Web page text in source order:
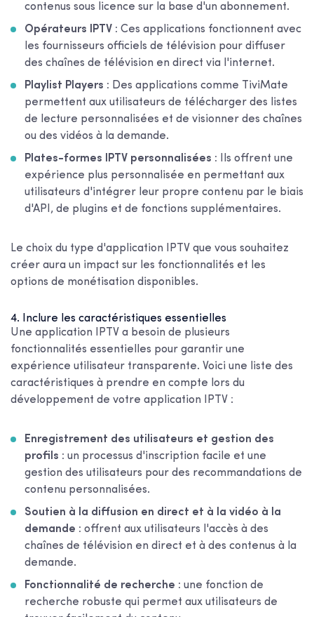
contenus sous licence sur la base d'un abonnement.
Opérateurs IPTV : Ces applications fonctionnent avec
les fournisseurs officiels de télévision pour diffuser
des chaînes de télévision en direct via l'internet.
Playlist Players : Des applications comme TiviMate
permettent aux utilisateurs de télécharger des listes
de lecture personnalisées et de visionner des chaînes
ou des vidéos à la demande.
Plates-formes IPTV personnalisées : Ils offrent une
expérience plus personnalisée en permettant aux
utilisateurs d'intégrer leur propre contenu par le biais
d'API, de plugins et de fonctions supplémentaires.
Le choix du type d'application IPTV que vous souhaitez
créer aura un impact sur les fonctionnalités et les
options de monétisation disponibles.
4. Inclure les caractéristiques essentielles
Une application IPTV a besoin de plusieurs
fonctionnalités essentielles pour garantir une
expérience utilisateur transparente. Voici une liste des
caractéristiques à prendre en compte lors du
développement de votre application IPTV :
Enregistrement des utilisateurs et gestion des
profils : un processus d'inscription facile et une
gestion des utilisateurs pour des recommandations de
contenu personnalisées.
Soutien à la diffusion en direct et à la vidéo à la
demande : offrent aux utilisateurs l'accès à des
chaînes de télévision en direct et à des contenus à la
demande.
Fonctionnalité de recherche : une fonction de
recherche robuste qui permet aux utilisateurs de